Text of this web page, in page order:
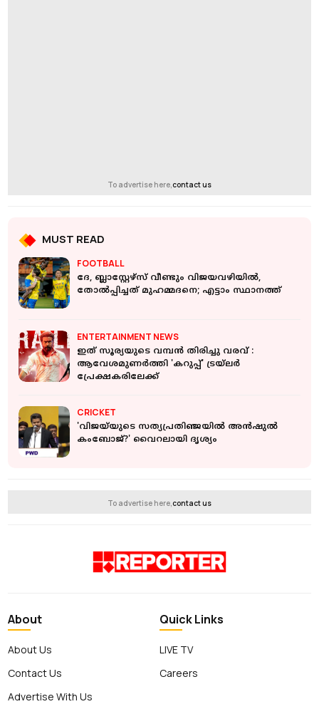
To advertise here,contact us
MUST READ
FOOTBALL
ദേ, ബ്ലാസ്റ്റേഴ്‌സ് വീണ്ടും വിജയവഴിയില്‍,
തോല്‍പ്പിച്ചത് മുഹമ്മദനെ; എട്ടാം സ്ഥാനത്ത്
ENTERTAINMENT NEWS
ഇത് സൂര്യയുടെ വമ്പന്‍ തിരിച്ചു വരവ് :
ആവേശമുണര്‍ത്തി 'കറുപ്പ്' ട്രയ്‌ലര്‍
പ്രേക്ഷകരിലേക്ക്
CRICKET
'വിജയ്‌യുടെ സത്യപ്രതിഞ്ജയില്‍ അന്‍ഷുല്‍
കംബോജ്?' വൈറലായി ദൃശ്യം
To advertise here,contact us
About
About Us
Contact Us
Advertise With Us
Quick Links
LIVE TV
Careers